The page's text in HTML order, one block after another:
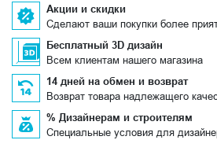
Акции и скидки
Сделают ваши покупки более
Бесплатный 3D дизайн
Всем клиентам нашего магазина
14 дней на обмен и возврат
Возврат товара надлежащего
% Дизайнерам и строителям
Специальные условия для